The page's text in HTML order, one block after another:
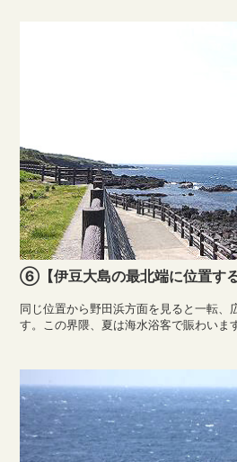
⑥【伊豆大島の最北端に位置す
同じ位置から野田浜方面を見ると一転、
す。この界隈、夏は海水浴客で賑わいま